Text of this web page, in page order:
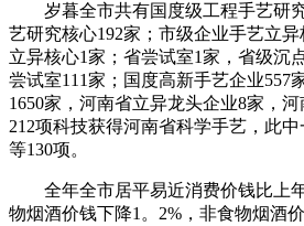
岁暮全市共有国度级工程手艺研
艺研究核心192家；市级企业手艺立
立异核心1家；省尝试室1家，省级沉
尝试室111家；国度高新手艺企业557
1650家，河南省立异龙头企业8家，河
212项科技获得河南省科学手艺，此
等130项。
全年全市居平易近消费价钱比上年
物烟酒价钱下降1。2%，非食物烟酒